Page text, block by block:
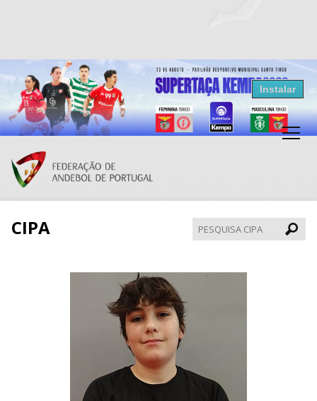
Resultados Andebol
Federação de Andebol de Portugal
Grátis - Disponivel na Play Store
Instalar
CIPA
CIPA